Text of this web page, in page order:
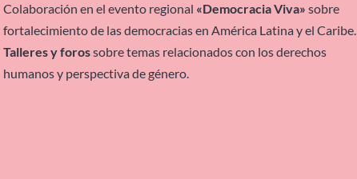
Colaboración en el evento regional «Democracia Viva» sobre
fortalecimiento de las democracias en América Latina y el Caribe.
Talleres y forossobre temas relacionados con los derechos
humanos y perspectiva de género.